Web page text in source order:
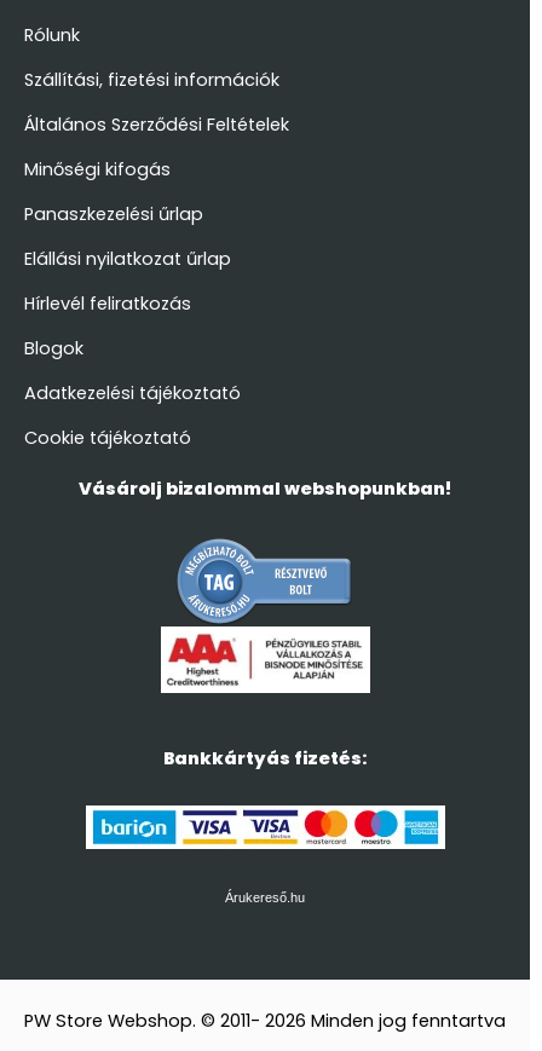
Rólunk
Szállítási, fizetési információk
Általános Szerződési Feltételek
Minőségi kifogás
Panaszkezelési űrlap
Elállási nyilatkozat űrlap
Hírlevél feliratkozás
Blogok
Adatkezelési tájékoztató
Cookie tájékoztató
Vásárolj bizalommal webshopunkban!
Bankkártyás fizetés:
Árukereső.hu
PW Store Webshop. © 2011- 2026 Minden jog fenntartva